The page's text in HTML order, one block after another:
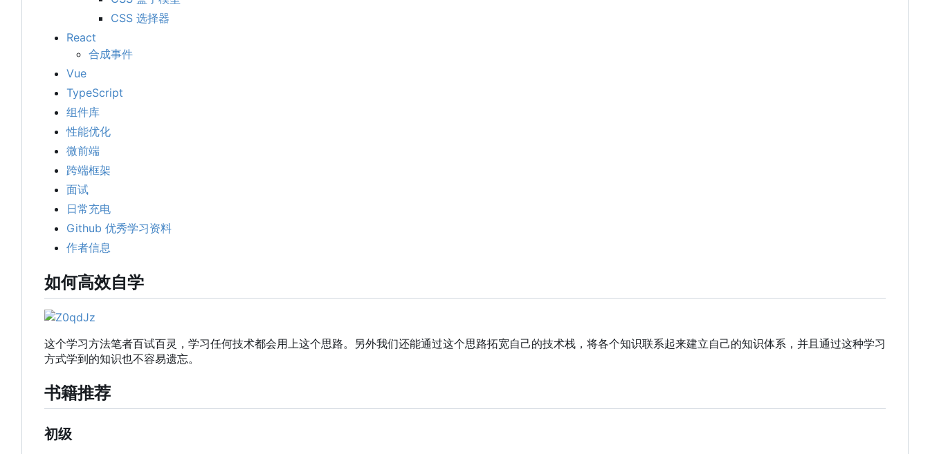
CSS 选择器
React
合成事件
Vue
TypeScript
组件库
性能优化
微前端
跨端框架
面试
日常充电
Github 优秀学习资料
作者信息
如何高效自学
这个学习方法笔者百试百灵，学习任何技术都会用上这个思路。另外我们还能通过这个思路拓宽自己的技术栈，将各个知识联系起来建立自己的知识体系，并且通过这种学习
方式学到的知识也不容易遗忘。
书籍推荐
初级